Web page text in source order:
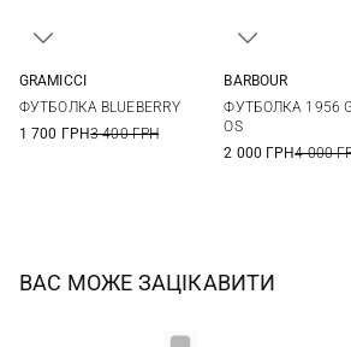
GRAMICCI
ФУТБОЛКА BLUEBERRY
1 700 ГРН3 400 ГРН
44
BARBOUR
ФУТБОЛКА 1956
OS
2 000 ГРН4 000
ВАС МОЖЕ ЗАЦІКАВИТИ